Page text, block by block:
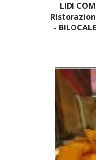
LIDI
-